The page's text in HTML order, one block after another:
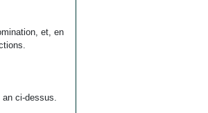
et, en
an ci-dessus.